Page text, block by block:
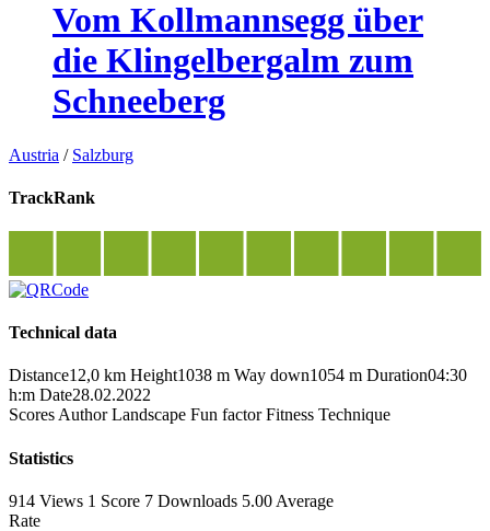
Vom Kollmannsegg über
die Klingelbergalm zum
Schneeberg
Austria / Salzburg
TrackRank
Technical data
Distance12,0 km Height1038 m Way down1054 m Duration04:30
h:m Date28.02.2022
Scores Author Landscape Fun factor Fitness Technique
Statistics
914 Views 1 Score 7 Downloads 5.00 Average
Rate